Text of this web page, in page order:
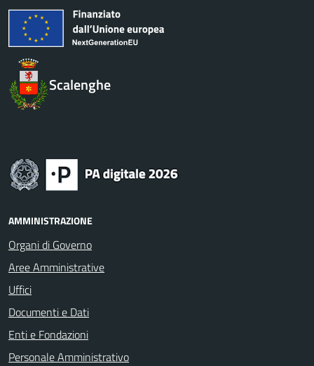
Scalenghe
AMMINISTRAZIONE
Organi di Governo
Aree Amministrative
Uffici
Documenti e Dati
Enti e Fondazioni
Personale Amministrativo